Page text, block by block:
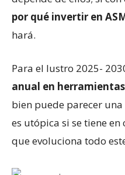
por qué invertir en
hará.
Para el lustro 2025-
anual en
bien puede parecer
es utópica si se tiene
que evoluciona todo